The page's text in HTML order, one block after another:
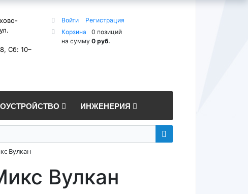
Сб: 10–
Войти
Регистрация
Корзина
0 позиций
на сумму 0 руб.
ИНЖЕНЕРИЯ
Вулкан
Вулкан